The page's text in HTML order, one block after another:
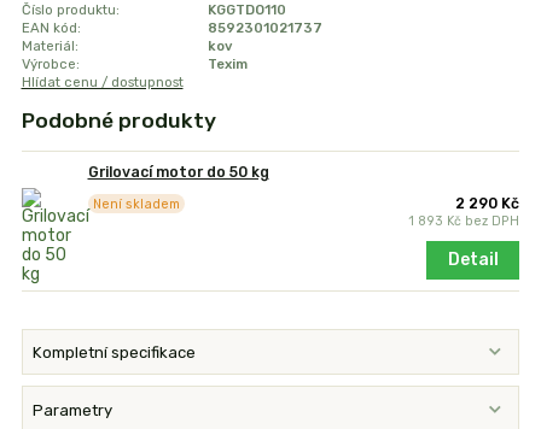
Číslo produktu:
KGGTDO110
EAN kód:
8592301021737
Materiál:
kov
Výrobce:
Texim
Hlídat cenu / dostupnost
Podobné produkty
Grilovací motor do 50 kg
2 290 Kč
1 893 Kč bez DPH
Není skladem
Detail
Kompletní specifikace
Parametry